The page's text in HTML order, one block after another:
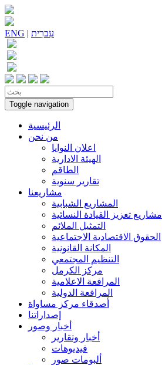
ENG | עִברִית
Toggle navigation
الرئيسية
من نحن
اعلان النوايا
الهيئة الادارية
الطاقم
تقارير سنوية
مشاريعنا
المشاريع الشبابية
مشاريع تعزيز القيادة النسائية
التمثيل الملائم
الحقوق الاقتصادية الاجتماعية
المكانة القانونية
التنظيم المجتمعي
مركز الكرمل
المرافعة الاعلامية
المرافعة الدولية
أصدقاء مركز مساواة
إصداراتنا
أخبار وصور
أخبار وتقارير
فيديوهات
ألبومات صور